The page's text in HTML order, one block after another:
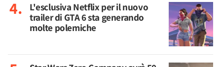
L'esclusiva Netflix per il nuovo
trailer di GTA 6 sta generando
molte polemiche